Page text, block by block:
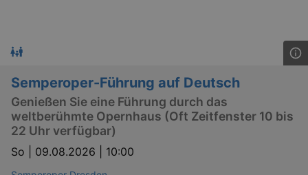
Semperoper-Führung auf Deutsch
Genießen Sie eine Führung durch das
weltberühmte Opernhaus (Oft Zeitfenster 10 bis
22 Uhr verfügbar)
So | 09.08.2026 | 10:00